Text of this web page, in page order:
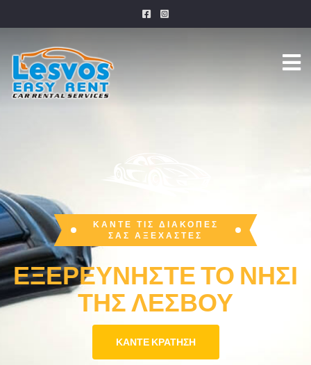
ΚΆΝΤΕ ΤΙΣ ΔΙΑΚΟΠΈΣ
ΣΑΣ ΑΞΈΧΑΣΤΕΣ
ΕΞΕΡΕΥΝΉΣΤΕ ΤΟ ΝΗΣΊ
ΤΗΣ ΛΈΣΒΟΥ
ΚΆΝΤΕ ΚΡΆΤΗΣΗ